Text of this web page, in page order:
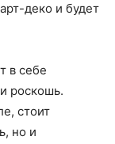
деко и будет
в себе
роскошь.
стоит
но и